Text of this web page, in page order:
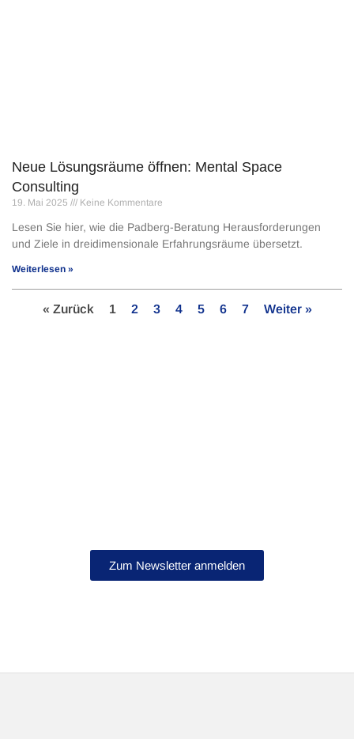
Neue Lösungsräume öffnen: Mental Space
Consulting
19. Mai 2025 Keine Kommentare
Lesen Sie hier, wie die Padberg-Beratung Herausforderungen
und Ziele in dreidimensionale Erfahrungsräume übersetzt.
Weiterlesen »
« Zurück 1 2 3 4 5 6 7 Weiter »
Zum Newsletter anmelden
NEWSLETTER